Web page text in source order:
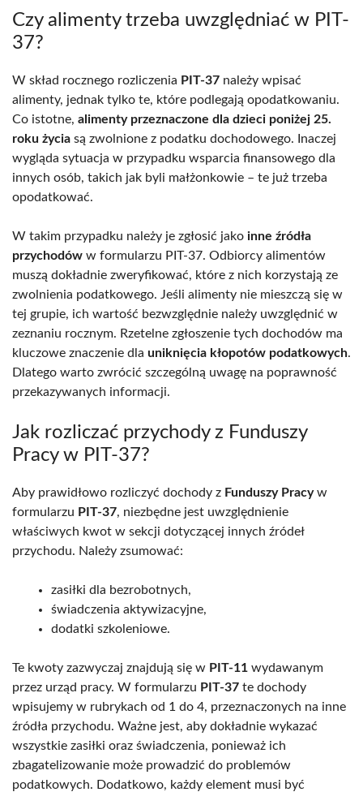
Czy alimenty trzeba uwzględniać w PIT-
37?
W skład rocznego rozliczenia PIT-37 należy wpisać
alimenty, jednak tylko te, które podlegają opodatkowaniu.
Co istotne, alimenty przeznaczone dla dzieci poniżej 25.
roku życia są zwolnione z podatku dochodowego. Inaczej
wygląda sytuacja w przypadku wsparcia finansowego dla
innych osób, takich jak byli małżonkowie – te już trzeba
opodatkować.
W takim przypadku należy je zgłosić jako inne źródła
przychodów w formularzu PIT-37. Odbiorcy alimentów
muszą dokładnie zweryfikować, które z nich korzystają ze
zwolnienia podatkowego. Jeśli alimenty nie mieszczą się w
tej grupie, ich wartość bezwzględnie należy uwzględnić w
zeznaniu rocznym. Rzetelne zgłoszenie tych dochodów ma
kluczowe znaczenie dla uniknięcia kłopotów podatkowych.
Dlatego warto zwrócić szczególną uwagę na poprawność
przekazywanych informacji.
Jak rozliczać przychody z Funduszy
Pracy w PIT-37?
Aby prawidłowo rozliczyć dochody z Funduszy Pracyw
formularzu PIT-37, niezbędne jest uwzględnienie
właściwych kwot w sekcji dotyczącej innych źródeł
przychodu. Należy zsumować:
zasiłki dla bezrobotnych,
świadczenia aktywizacyjne,
dodatki szkoleniowe.
Te kwoty zazwyczaj znajdują się w PIT-11 wydawanym
przez urząd pracy. W formularzu PIT-37 te dochody
wpisujemy w rubrykach od 1 do 4, przeznaczonych na inne
źródła przychodu. Ważne jest, aby dokładnie wykazać
wszystkie zasiłki oraz świadczenia, ponieważ ich
zbagatelizowanie może prowadzić do problemów
podatkowych. Dodatkowo, każdy element musi być